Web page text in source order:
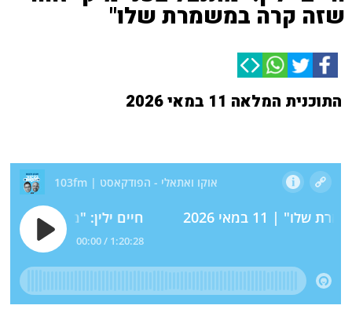
שזה קרה במשמרת שלו"
התוכנית המלאה 11 במאי 2026